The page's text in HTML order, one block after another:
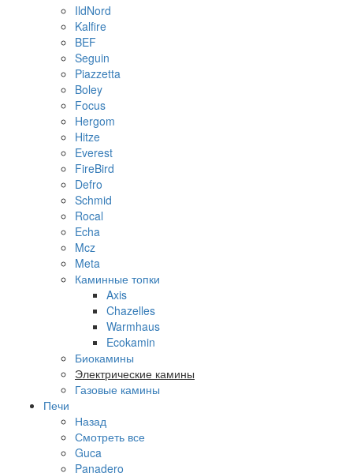
IldNord
Kalfire
BEF
Seguin
Piazzetta
Boley
Focus
Hergom
Hitze
Everest
FireBird
Defro
Schmid
Rocal
Echa
Mcz
Meta
Каминные топки
Axis
Chazelles
Warmhaus
Ecokamin
Биокамины
Электрические камины
Газовые камины
Печи
Назад
Смотреть все
Guca
Panadero